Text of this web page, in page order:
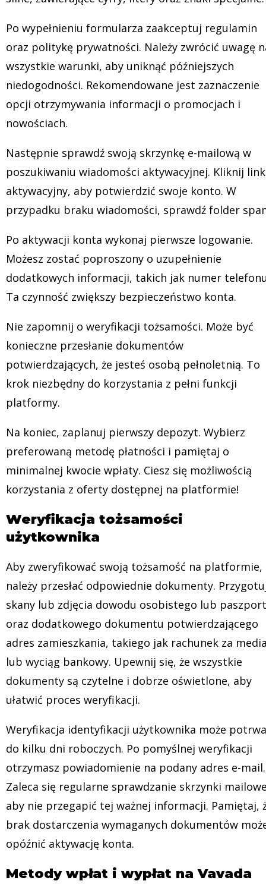
Po wypełnieniu formularza zaakceptuj regulamin
oraz politykę prywatności. Należy zwrócić uwagę
wszystkie warunki, aby uniknąć późniejszych
niedogodności. Rekomendowane jest zaznaczenie
opcji otrzymywania informacji o promocjach i
nowościach.
Następnie sprawdź swoją skrzynkę e-mailową w
poszukiwaniu wiadomości aktywacyjnej. Kliknij link
aktywacyjny, aby potwierdzić swoje konto. W
przypadku braku wiadomości, sprawdź folder
Po aktywacji konta wykonaj pierwsze logowanie.
Możesz zostać poproszony o uzupełnienie
dodatkowych informacji, takich jak numer
Ta czynność zwiększy bezpieczeństwo konta.
Nie zapomnij o weryfikacji tożsamości. Może być
konieczne przesłanie dokumentów
potwierdzających, że jesteś osobą pełnoletnią. To
krok niezbędny do korzystania z pełni funkcji
platformy.
Na koniec, zaplanuj pierwszy depozyt. Wybierz
preferowaną metodę płatności i pamiętaj o
minimalnej kwocie wpłaty. Ciesz się możliwością
korzystania z oferty dostępnej na platformie!
Weryfikacja tożsamości
użytkownika
Aby zweryfikować swoją tożsamość na platformie,
należy przesłać odpowiednie dokumenty.
skany lub zdjęcia dowodu osobistego lub
oraz dodatkowego dokumentu potwierdzającego
adres zamieszkania, takiego jak rachunek za
lub wyciąg bankowy. Upewnij się, że wszystkie
dokumenty są czytelne i dobrze oświetlone, aby
ułatwić proces weryfikacji.
Weryfikacja identyfikacji użytkownika może
do kilku dni roboczych. Po pomyślnej weryfikacji
otrzymasz powiadomienie na podany adres e-mail.
Zaleca się regularne sprawdzanie skrzynki
aby nie przegapić tej ważnej informacji. Pamiętaj,
brak dostarczenia wymaganych dokumentów
opóźnić aktywację konta.
Metody wpłat i wypłat na Vavada